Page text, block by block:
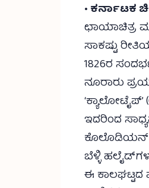
• ಕರ್ನಾಟಕ
ಛಾಯಾಚಿತ್ರ
ಸಾಕಷ್ಟು
1826ರ
ನೂರಾರು
ಇದರಿಂದ
ಕೊಲೊಡಿಯನ್
ಬೆಳ್ಳಿ
ಈ ಕಾಲಘಟ್ಟದ